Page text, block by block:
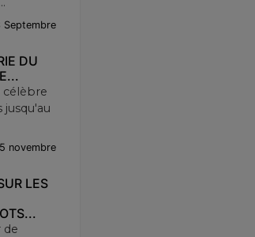
Septembre
DU
célèbre
jusqu'au
novembre
LES
de